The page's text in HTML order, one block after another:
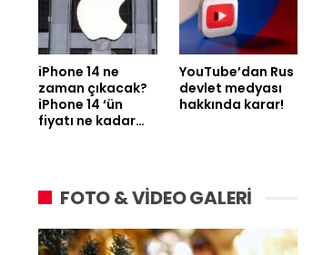
iPhone 14 ne
zaman çıkacak?
iPhone 14 ‘ün
fiyatı ne kadar…
YouTube’dan Rus
devlet medyası
hakkında karar!
FOTO & VİDEO GALERİ